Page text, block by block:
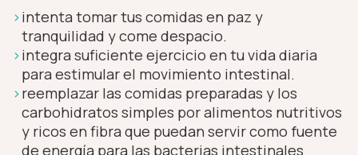
intenta tomar tus comidas en paz y
tranquilidad y come despacio.
integra suficiente ejercicio en tu vida diaria
para estimular el movimiento intestinal.
reemplazar las comidas preparadas y los
carbohidratos simples por alimentos nutritivos
y ricos en fibra que puedan servir como fuente
de energía para las bacterias intestinales